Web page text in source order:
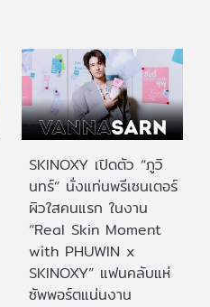
SKINOXY เปิดตัว “ภูวิ
นทร์” นั่งแท่นพรีเซนเตอร์
ผิวใสคนแรก ในงาน
“Real Skin Moment
with PHUWIN x
SKINOXY” แฟนคลับแห่
ซัพพอร์ตแน่นงาน